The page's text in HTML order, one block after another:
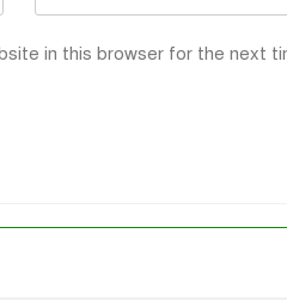
in this browser for the next